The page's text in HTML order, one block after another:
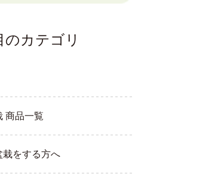
のカテゴリ
商品一覧
栽をする方へ